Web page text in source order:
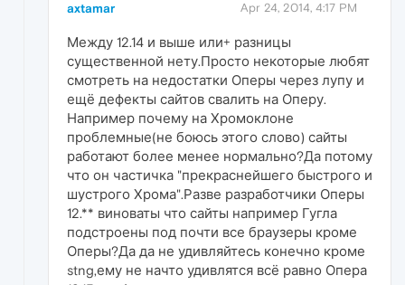
axtamar Apr 24, 2014, 4:17 PM
Между 12.14 и выше или+ разницы
существенной нету.Просто некоторые любят
смотреть на недостатки Оперы через лупу и
ещё дефекты сайтов свалить на Оперу.
Например почему на Хромоклоне
проблемные(не боюсь этого слово) сайты
работают более менее нормально?Да потому
что он частичка "прекраснейшего быстрого и
шустрого Хрома".Разве разработчики Оперы
12.** виноваты что сайты например Гугла
подстроены под почти все браузеры кроме
Оперы?Да да не удивляйтесь конечно кроме
stng,ему не начто удивлятся всё равно Опера